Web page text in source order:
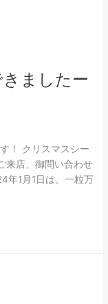
ましたー
！ クリスマスシー
来店、御問い合わせ
年1月1日は、一粒万